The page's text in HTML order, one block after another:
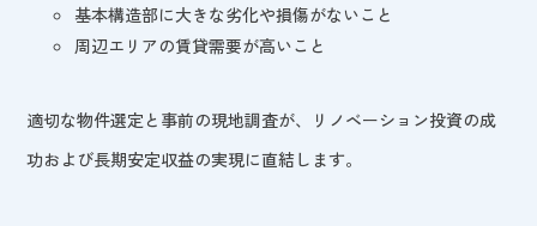
基本構造部に大きな劣化や損傷がないこと
周辺エリアの賃貸需要が高いこと
適切な物件選定と事前の現地調査が、リノベーション投資の成
功および長期安定収益の実現に直結します。